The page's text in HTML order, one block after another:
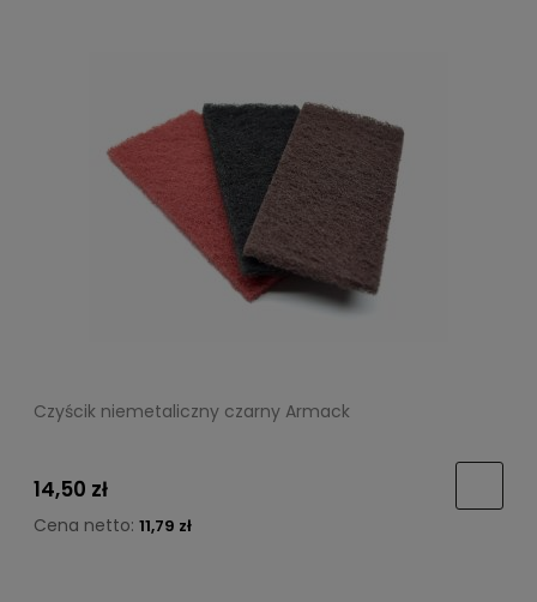
Czyścik niemetaliczny czarny Armack
14,50 zł
Cena netto: 11,79 zł